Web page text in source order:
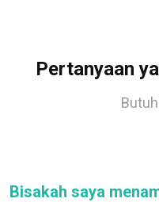
Pertanyaan
Bisakah saya